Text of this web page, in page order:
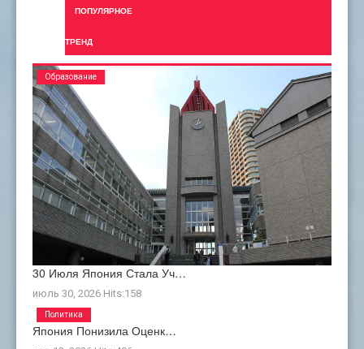
ПОПУЛЯРНОЕ
ТРЕНД
30 Июля Япония Стала Уч…
июль 30, 2026 Hits:158
Образование
Япония Понизила Оценк…
Политика